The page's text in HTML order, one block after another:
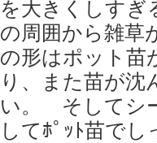
を大きくしすぎ
の周囲から雑
の形はポット苗
り、また苗が
い。 そしてシ
してﾎﾟｯﾄ苗で